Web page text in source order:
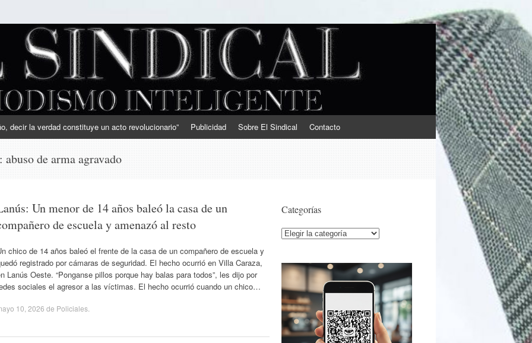
decir la verdad constituye un acto revolucionario” Publicidad Sobre El Sindical Contacto
abuso de arma agravado
Un menor de 14 años baleó la casa de un
de escuela y amenazó al resto
chico de 14 años baleó el frente de la casa de un compañero de escuela y
registrado por cámaras de seguridad. El hecho ocurrió en Villa Caraza,
Lanús Oeste. “Ponganse pillos porque hay balas para todos”, les dijo por
sociales el agresor a las víctimas. El hecho ocurrió cuando un chico…
10, 2026 de Policiales
Categorías
Categorías